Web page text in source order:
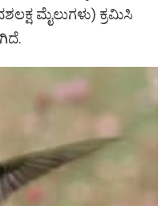
ಮೈಲುಗಳು) ಕ್ರಮಿಸಿ